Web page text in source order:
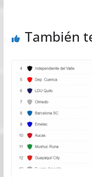
También